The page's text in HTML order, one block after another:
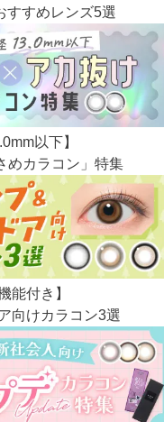
すすめレンズ5選
以下】
めカラコン」特集
能付き】
向けカラコン3選